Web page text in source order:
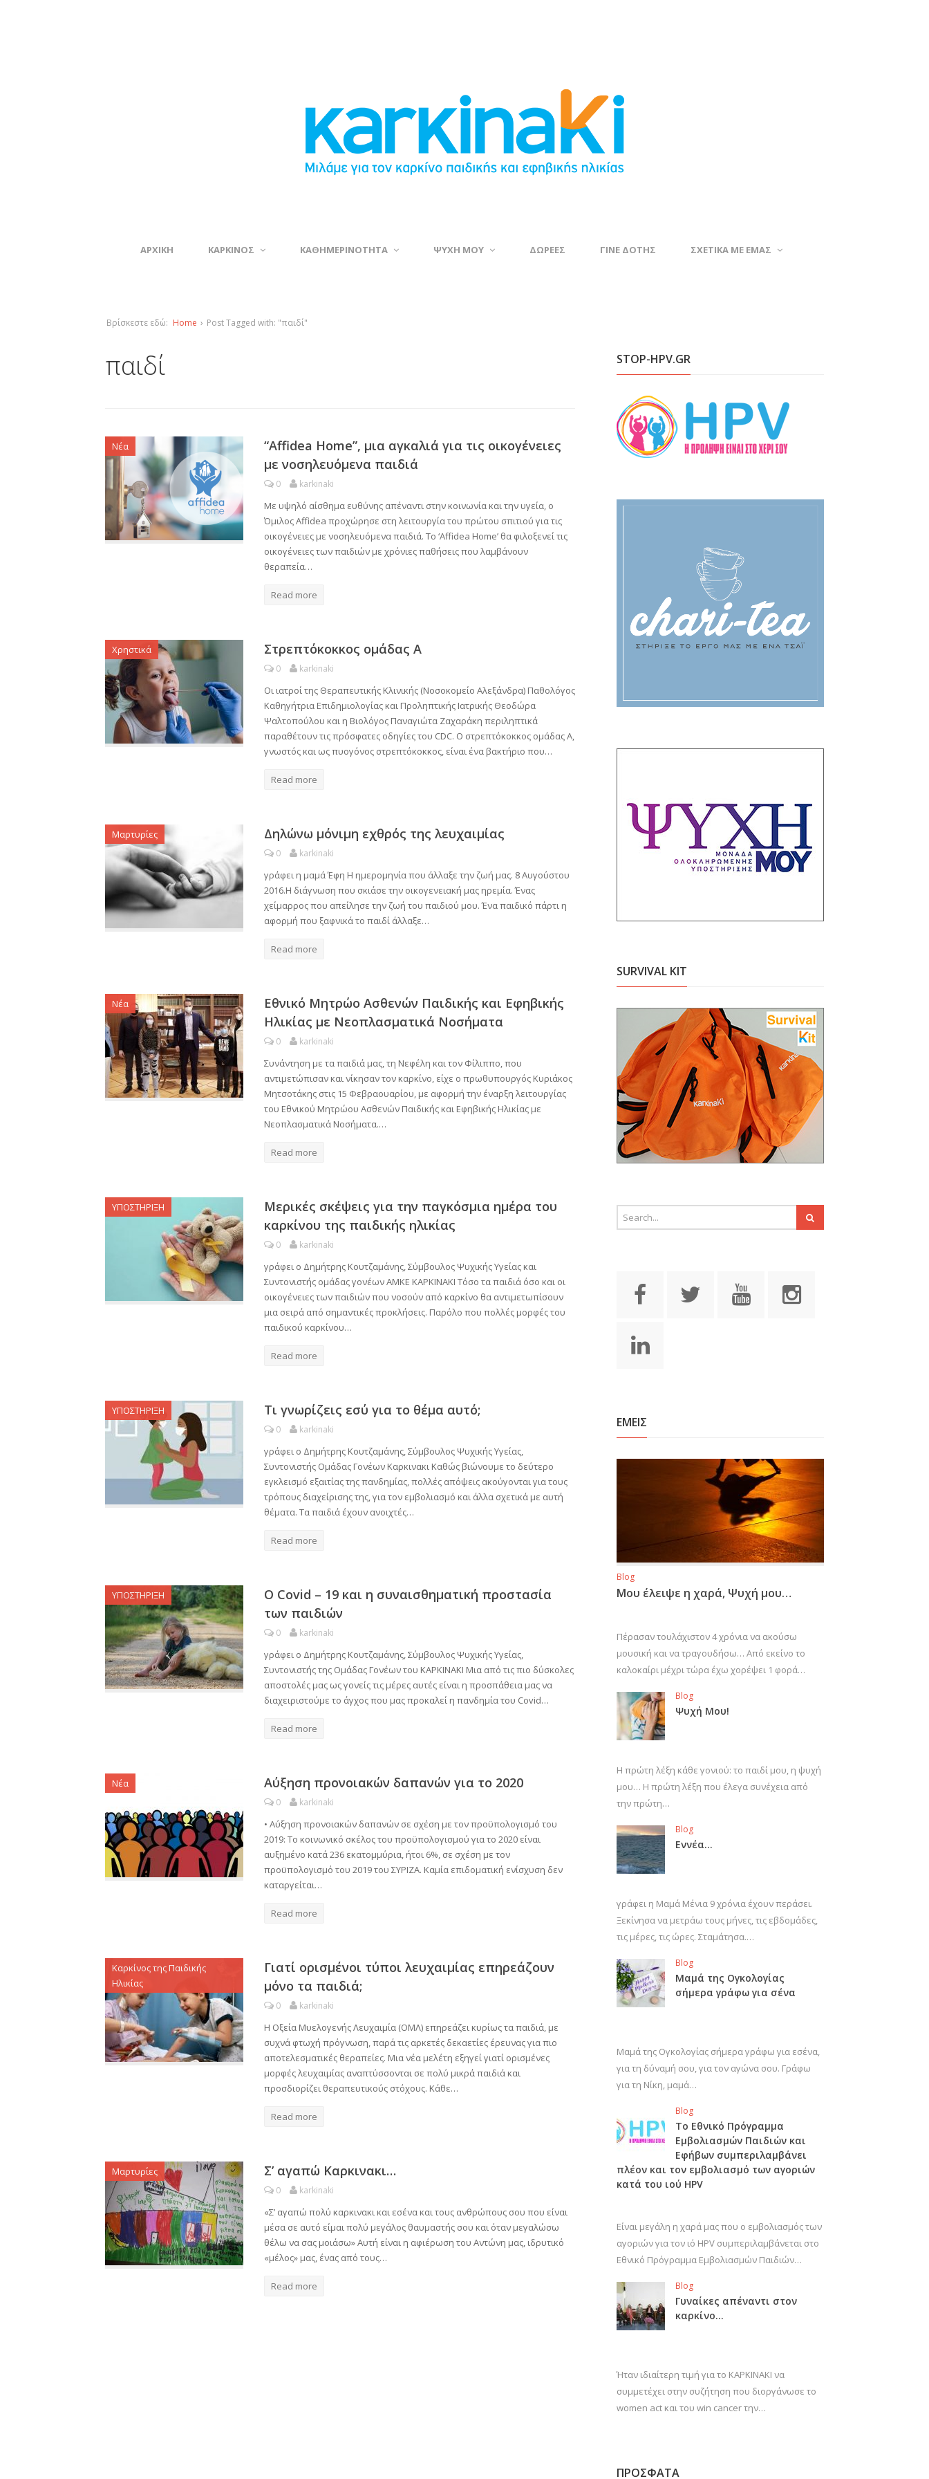
ΑΡΧΙΚΗ ΚΑΡΚΙΝΟΣ ΚΑΘΗΜΕΡΙΝΟΤΗΤΑ ΨΥΧΗ ΜΟΥ ΔΩΡΕΕΣ ΓΙΝΕ ΔΟΤΗΣ ΣΧΕΤΙΚΑ ΜΕ ΕΜΑΣ
Βρίσκεστε εδώ: Home › Post Tagged with: "παιδί"
παιδί
Νέα
“Affidea Home”, μια αγκαλιά για τις οικογένειες
με νοσηλευόμενα παιδιά
0 karkinaki
Με υψηλό αίσθημα ευθύνης απέναντι στην κοινωνία και την υγεία, ο
Όμιλος Affidea προχώρησε στη λειτουργία του πρώτου σπιτιού για τις
οικογένειες με νοσηλευόμενα παιδιά. Το ‘Affidea Home’ θα φιλοξενεί τις
οικογένειες των παιδιών με χρόνιες παθήσεις που λαμβάνουν
θεραπεία…
Read more
Χρηστικά Στρεπτόκοκκος ομάδας Α
0 karkinaki
Οι ιατροί της Θεραπευτικής Κλινικής (Νοσοκομείο Αλεξάνδρα) Παθολόγος
Καθηγήτρια Επιδημιολογίας και Προληπτικής Ιατρικής Θεοδώρα
Ψαλτοπούλου και η Βιολόγος Παναγιώτα Ζαχαράκη περιληπτικά
παραθέτουν τις πρόσφατες οδηγίες του CDC. Ο στρεπτόκοκκος ομάδας Α,
γνωστός και ως πυογόνος στρεπτόκοκκος, είναι ένα βακτήριο που…
Read more
Μαρτυρίες Δηλώνω μόνιμη εχθρός της λευχαιμίας
0 karkinaki
γράφει η μαμά Έφη Η ημερομηνία που άλλαξε την ζωή μας. 8 Αυγούστου
2016.Η διάγνωση που σκιάσε την οικογενειακή μας ηρεμία. Ένας
χείμαρρος που απείλησε την ζωή του παιδιού μου. Ένα παιδικό πάρτι η
αφορμή που ξαφνικά το παιδί άλλαξε…
Read more
Νέα
Εθνικό Μητρώο Ασθενών Παιδικής και Εφηβικής
Ηλικίας με Νεοπλασματικά Νοσήματα
0 karkinaki
Συνάντηση με τα παιδιά μας, τη Νεφέλη και τον Φίλιππο, που
αντιμετώπισαν και νίκησαν τον καρκίνο, είχε ο πρωθυπουργός Κυριάκος
Μητσοτάκης στις 15 Φεβραουαρίου, με αφορμή την έναρξη λειτουργίας
του Εθνικού Μητρώου Ασθενών Παιδικής και Εφηβικής Ηλικίας με
Νεοπλασματικά Νοσήματα.…
Read more
ΥΠΟΣΤΗΡΙΞΗ
Μερικές σκέψεις για την παγκόσμια ημέρα του
καρκίνου της παιδικής ηλικίας
0 karkinaki
γράφει ο Δημήτρης Κουτζαμάνης, Σύμβουλος Ψυχικής Υγείας και
Συντονιστής ομάδας γονέων ΑΜΚΕ ΚΑΡΚΙΝΑΚΙ Τόσο τα παιδιά όσο και οι
οικογένειες των παιδιών που νοσούν από καρκίνο θα αντιμετωπίσουν
μια σειρά από σημαντικές προκλήσεις. Παρόλο που πολλές μορφές του
παιδικού καρκίνου…
Read more
ΥΠΟΣΤΗΡΙΞΗ Τι γνωρίζεις εσύ για το θέμα αυτό;
0 karkinaki
γράφει ο Δημήτρης Κουτζαμάνης, Σύμβουλος Ψυχικής Υγείας,
Συντονιστής Ομάδας Γονέων Καρκινακι Καθώς βιώνουμε το δεύτερο
εγκλεισμό εξαιτίας της πανδημίας, πολλές απόψεις ακούγονται για τους
τρόπους διαχείρισης της, για τον εμβολιασμό και άλλα σχετικά με αυτή
θέματα. Τα παιδιά έχουν ανοιχτές…
Read more
ΥΠΟΣΤΗΡΙΞΗ
O Covid – 19 και η συναισθηματική προστασία
των παιδιών
0 karkinaki
γράφει ο Δημήτρης Κουτζαμάνης, Σύμβουλος Ψυχικής Υγείας,
Συντονιστής της Ομάδας Γονέων του ΚΑΡΚΙΝΑΚΙ Μια από τις πιο δύσκολες
αποστολές μας ως γονείς τις μέρες αυτές είναι η προσπάθεια μας να
διαχειριστούμε το άγχος που μας προκαλεί η πανδημία του Covid…
Read more
Νέα Αύξηση προνοιακών δαπανών για το 2020
0 karkinaki
• Αύξηση προνοιακών δαπανών σε σχέση με τον προϋπολογισμό του
2019: Το κοινωνικό σκέλος του προϋπολογισμού για το 2020 είναι
αυξημένο κατά 236 εκατομμύρια, ήτοι 6%, σε σχέση με τον
προϋπολογισμό του 2019 του ΣΥΡΙΖΑ. Καμία επιδοματική ενίσχυση δεν
καταργείται…
Read more
Καρκίνος της Παιδικής
Ηλικίας
Γιατί ορισμένοι τύποι λευχαιμίας επηρεάζουν
μόνο τα παιδιά;
0 karkinaki
Η Οξεία Μυελογενής Λευχαιμία (ΟΜΛ) επηρεάζει κυρίως τα παιδιά, με
συχνά φτωχή πρόγνωση, παρά τις αρκετές δεκαετίες έρευνας για πιο
αποτελεσματικές θεραπείες. Μια νέα μελέτη εξηγεί γιατί ορισμένες
μορφές λευχαιμίας αναπτύσσονται σε πολύ μικρά παιδιά και
προσδιορίζει θεραπευτικούς στόχους. Κάθε…
Read more
Μαρτυρίες Σ’ αγαπώ Καρκινακι…
0 karkinaki
«Σ’ αγαπώ πολύ καρκινακι και εσένα και τους ανθρώπους σου που είναι
μέσα σε αυτό είμαι πολύ μεγάλος θαυμαστής σου και όταν μεγαλώσω
θέλω να σας μοιάσω» Αυτή είναι η αφιέρωση του Αντώνη μας, ιδρυτικό
«μέλος» μας, ένας από τους…
Read more
STOP-HPV.GR
SURVIVAL KIT
ΕΜΕΙΣ
Blog
Μου έλειψε η χαρά, Ψυχή μου…
Πέρασαν τουλάχιστον 4 χρόνια να ακούσω
μουσική και να τραγουδήσω… Από εκείνο το
καλοκαίρι μέχρι τώρα έχω χορέψει 1 φορά…
Blog
Ψυχή Μου!
Η πρώτη λέξη κάθε γονιού: το παιδί μου, η ψυχή
μου… Η πρώτη λέξη που έλεγα συνέχεια από
την πρώτη…
Blog
Εννέα…
γράφει η Μαμά Μένια 9 χρόνια έχουν περάσει.
Ξεκίνησα να μετράω τους μήνες, τις εβδομάδες,
τις μέρες, τις ώρες. Σταμάτησα.…
Blog
Μαμά της Ογκολογίας
σήμερα γράφω για σένα
Μαμά της Ογκολογίας σήμερα γράφω για εσένα,
για τη δύναμή σου, για τον αγώνα σου. Γράφω
για τη Νίκη, μαμά…
Blog
Το Εθνικό Πρόγραμμα
Εμβολιασμών Παιδιών και
Εφήβων συμπεριλαμβάνει
πλέον και τον εμβολιασμό των αγοριών
κατά του ιού HPV
Είναι μεγάλη η χαρά μας που ο εμβολιασμός των
αγοριών για τον ιό HPV συμπεριλαμβάνεται στο
Εθνικό Πρόγραμμα Εμβολιασμών Παιδιών…
Blog
Γυναίκες απέναντι στον
καρκίνο…
Ήταν ιδιαίτερη τιμή για το ΚΑΡΚΙΝΑΚΙ να
συμμετέχει στην συζήτηση που διοργάνωσε το
women act και του win cancer την…
ΠΡΟΣΦΑΤΑ